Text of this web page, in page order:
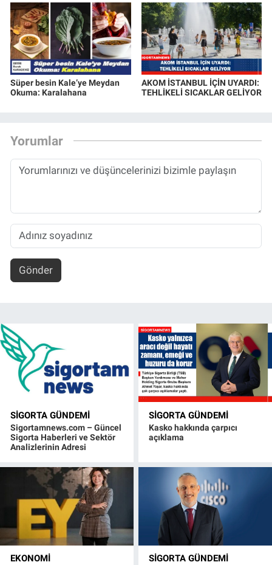
Süper besin Kale’ye Meydan
Okuma: Karalahana
AKOM İSTANBUL İÇİN UYARDI:
TEHLİKELİ SICAKLAR GELİYOR
Yorumlar
Gönder
SIGORTA GÜNDEMI
Sigortamnews.com – Güncel
Sigorta Haberleri ve Sektör
Analizlerinin Adresi
SIGORTA GÜNDEMI
Kasko hakkında çarpıcı
açıklama
EKONOMI SIGORTA GÜNDEMI